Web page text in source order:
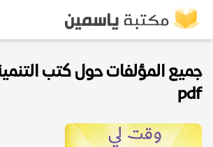
جميع المؤلفات حول كتب
pdf